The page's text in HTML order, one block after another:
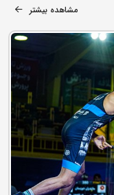
مشاهده بیشتر